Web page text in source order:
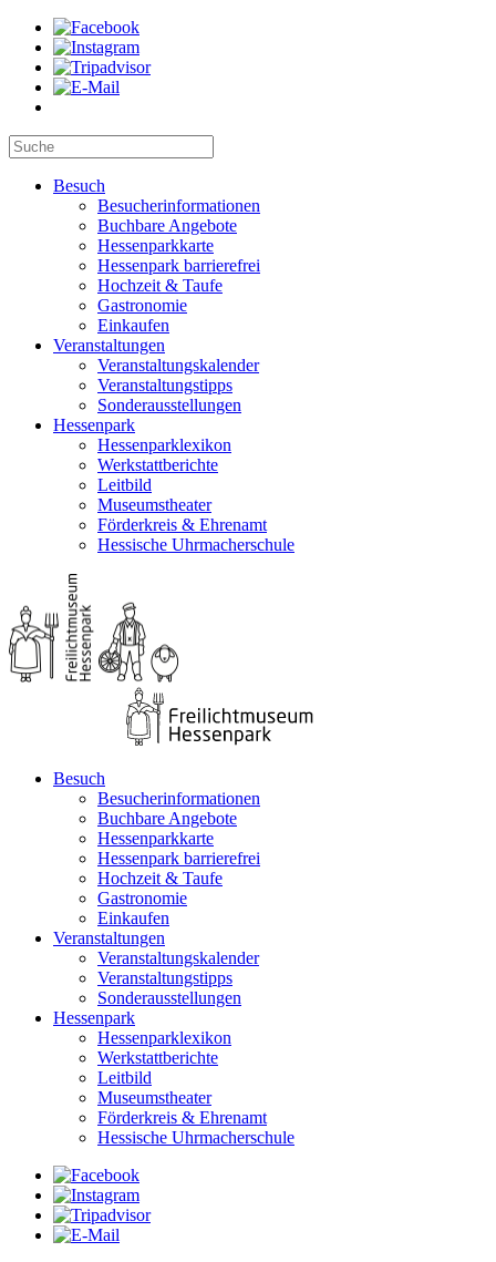
Besuch
Besucherinformationen
Buchbare Angebote
Hessenparkkarte
Hessenpark barrierefrei
Hochzeit & Taufe
Gastronomie
Einkaufen
Veranstaltungen
Veranstaltungskalender
Veranstaltungstipps
Sonderausstellungen
Hessenpark
Hessenparklexikon
Werkstattberichte
Leitbild
Museumstheater
Förderkreis & Ehrenamt
Hessische Uhrmacherschule
Besuch
Besucherinformationen
Buchbare Angebote
Hessenparkkarte
Hessenpark barrierefrei
Hochzeit & Taufe
Gastronomie
Einkaufen
Veranstaltungen
Veranstaltungskalender
Veranstaltungstipps
Sonderausstellungen
Hessenpark
Hessenparklexikon
Werkstattberichte
Leitbild
Museumstheater
Förderkreis & Ehrenamt
Hessische Uhrmacherschule